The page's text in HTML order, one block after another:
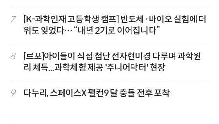
7
[K-과학인재 고등학생 캠프] 반도체·바이오 실험에 더
위도 잊었다… “내년 2기로 이어집니다”
8
[르포]아이들이 직접 첨단 전자현미경 다루며 과학원
리 체득...과학체험 제공 '주니어닥터' 현장
9 다누리, 스페이스X 팰컨9 달 충돌 전후 포착